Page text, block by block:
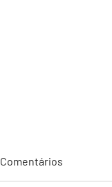
Comentários